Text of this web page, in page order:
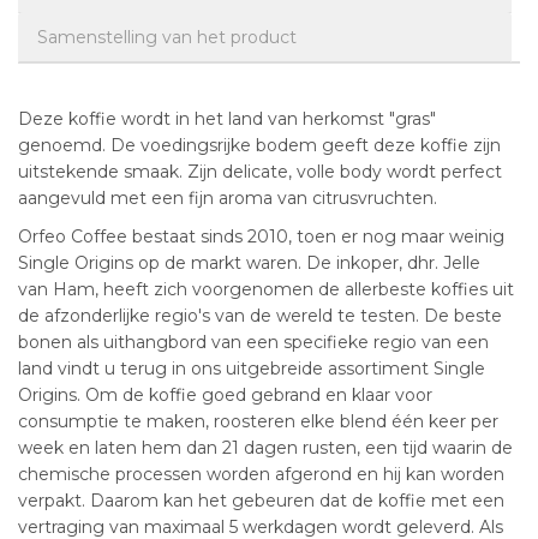
Samenstelling van het product
Deze koffie wordt in het land van herkomst "gras"
genoemd. De voedingsrijke bodem geeft deze koffie zijn
uitstekende smaak. Zijn delicate, volle body wordt perfect
aangevuld met een fijn aroma van citrusvruchten.
Orfeo Coffee bestaat sinds 2010, toen er nog maar weinig
Single Origins op de markt waren. De inkoper, dhr. Jelle
van Ham, heeft zich voorgenomen de allerbeste koffies uit
de afzonderlijke regio's van de wereld te testen. De beste
bonen als uithangbord van een specifieke regio van een
land vindt u terug in ons uitgebreide assortiment Single
Origins. Om de koffie goed gebrand en klaar voor
consumptie te maken, roosteren elke blend één keer per
week en laten hem dan 21 dagen rusten, een tijd waarin de
chemische processen worden afgerond en hij kan worden
verpakt. Daarom kan het gebeuren dat de koffie met een
vertraging van maximaal 5 werkdagen wordt geleverd. Als